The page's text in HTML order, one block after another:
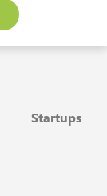
Startups